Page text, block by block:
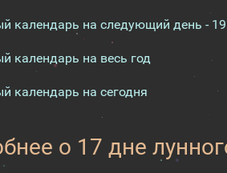
календарь на следующий день -
календарь на весь год
календарь на сегодня
о 17 дне